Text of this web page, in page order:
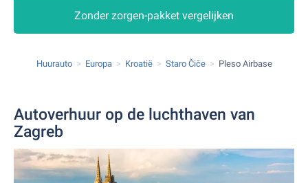
Zonder zorgen-pakket vergelijken
Huurauto Europa Kroatië Staro Čiče Pleso Airbase
Autoverhuur op de luchthaven van
Zagreb